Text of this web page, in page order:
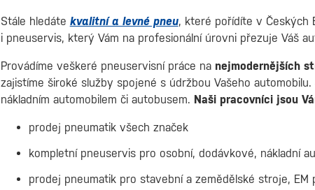
Stále hledáte kvalitní a levné pneu, které pořídíte v Českých
i pneuservis, který Vám na profesionální úrovni přezuje Váš
Provádíme veškeré pneuservisní práce na nejmodernějších
zajistíme široké služby spojené s údržbou Vašeho
nákladním automobilem či autobusem. Naši pracovníci jsou
prodej pneumatik všech značek
kompletní pneuservis pro osobní, dodávkové, nákladní
prodej pneumatik pro stavební a zemědělské stroje, EM